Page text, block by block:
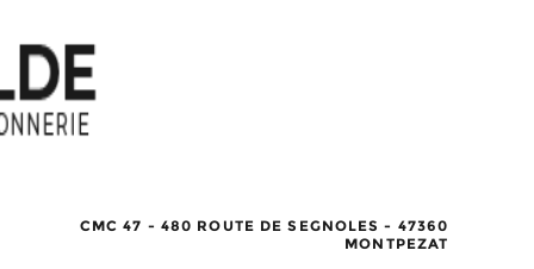
CMC 47 - 480 ROUTE DE SEGNOLES - 47360
MONTPEZAT